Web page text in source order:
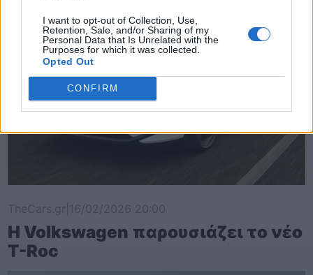
I want to opt-out of Collection, Use,
Retention, Sale, and/or Sharing of my
Personal Data that Is Unrelated with the
Purposes for which it was collected.
Opted Out
CONFIRM
Η Volkswagen παρουσιάζει το νέο
T-Roc